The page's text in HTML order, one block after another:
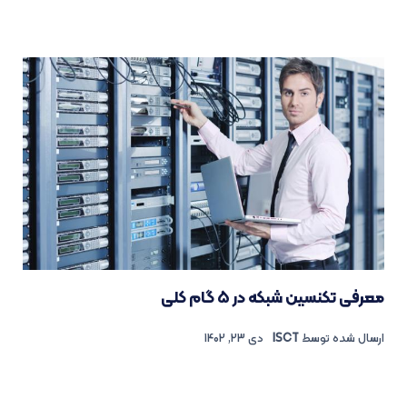
معرفی تکنسین شبکه در ۵ گام کلی
ارسال شده توسط ISCT دی 23, 1402